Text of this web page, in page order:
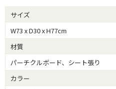
サイズ
W73 x D30 x H77cm
材質
パーチクルボード、シート張り
カラー